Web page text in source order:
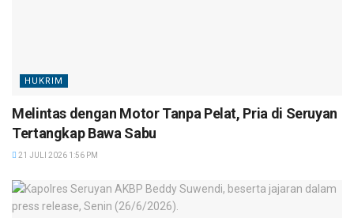
HUKRIM
Melintas dengan Motor Tanpa Pelat, Pria di Seruyan
Tertangkap Bawa Sabu
21 JULI 2026 1:56 PM